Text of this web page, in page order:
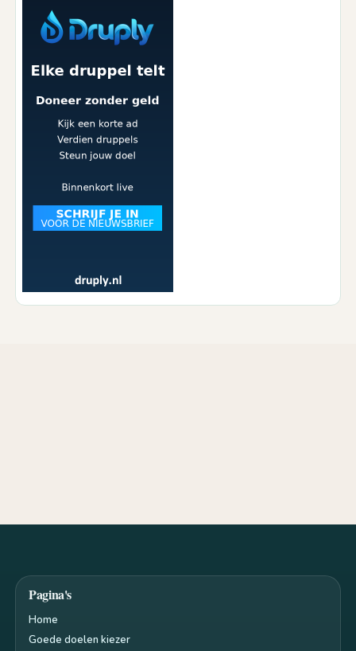
Pagina's
Home
Goede doelen kiezer